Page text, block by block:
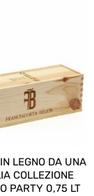
LEGNO DA UNA
COLLEZIONE
PARTY 0,75 LT